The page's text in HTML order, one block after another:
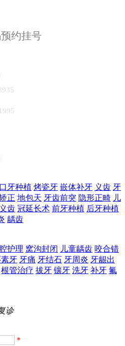
约挂号
陆）
牙种植 烤瓷牙 嵌体补牙 义齿 牙
正 地包天 牙齿前突 隐形正畸 儿
齿 冠延长术 前牙种植 后牙种植
龋齿
护理 窝沟封闭 儿童龋齿 咬合错
素牙 牙痛 牙结石 牙周炎 牙龈出
根管治疗 拔牙 镶牙 洗牙 补牙 氟
诊
*